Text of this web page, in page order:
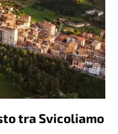
tra Svicoliamo